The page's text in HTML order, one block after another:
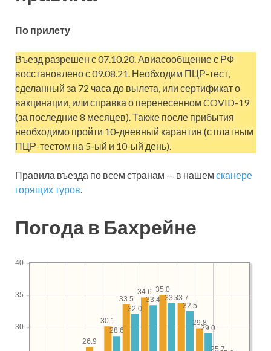
По прилету
Въезд разрешен с 07.10.20. Авиасообщение с РФ
восстановлено с 09.08.21. Необходим ПЦР-тест,
сделанный за 72 часа до вылета, или сертификат о
вакцинации, или справка о перенесенном COVID-19
(за последние 8 месяцев). Также после прибытия
необходимо пройти 10-дневный карантин (с платным
ПЦР-тестом на 5-ый и 10-ый день).
Правила въезда по всем странам — в нашем сканере
горящих туров.
Погода в Бахрейне